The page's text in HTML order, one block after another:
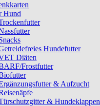
Hund
Hundefutter
Diäten
Frostfutter
& Aufzucht
& Hundeklappen